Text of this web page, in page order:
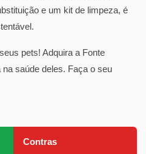
e um kit de limpeza, é
pets! Adquira a Fonte
saúde deles. Faça o seu
Contras